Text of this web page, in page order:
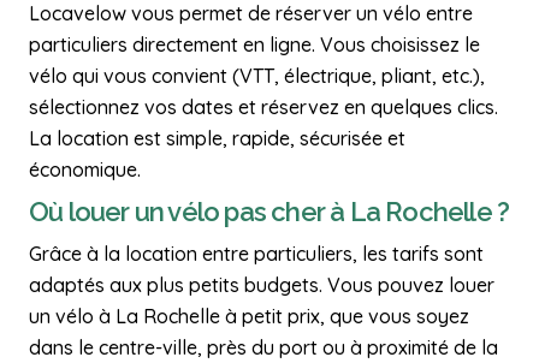
Locavelow vous permet de réserver un vélo entre
particuliers directement en ligne. Vous choisissez le
vélo qui vous convient (VTT, électrique, pliant, etc.),
sélectionnez vos dates et réservez en quelques clics.
La location est simple, rapide, sécurisée et
économique.
Où louer un vélo pas cher à La Rochelle ?
Grâce à la location entre particuliers, les tarifs sont
adaptés aux plus petits budgets. Vous pouvez louer
un vélo à La Rochelle à petit prix, que vous soyez
dans le centre-ville, près du port ou à proximité de la